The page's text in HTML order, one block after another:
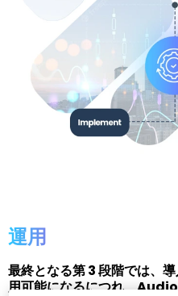
運用
最終となる第 3 段階では、
用可能になるにつれ、